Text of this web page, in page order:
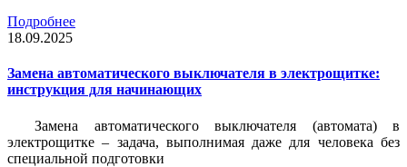
Подробнее
18.09.2025
Замена автоматического выключателя в электрощитке:
инструкция для начинающих
Замена автоматического выключателя (автомата) в
электрощитке – задача, выполнимая даже для человека без
специальной подготовки